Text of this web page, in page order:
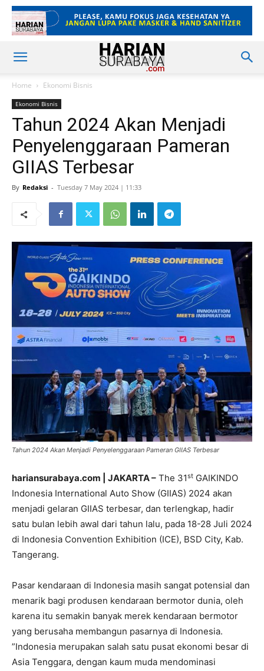
Home Ekonomi Bisnis
Ekonomi Bisnis
Tahun 2024 Akan Menjadi
Penyelenggaraan Pameran
GIIAS Terbesar
By Redaksi - Tuesday 7 May 2024 | 11:33
Tahun 2024 Akan Menjadi Penyelenggaraan Pameran GIIAS Terbesar
hariansurabaya.com | JAKARTA – The 31st GAIKINDO
Indonesia International Auto Show (GIIAS) 2024 akan
menjadi gelaran GIIAS terbesar, dan terlengkap, hadir
satu bulan lebih awal dari tahun lalu, pada 18-28 Juli 2024
di Indonesia Convention Exhibition (ICE), BSD City, Kab.
Tangerang.
Pasar kendaraan di Indonesia masih sangat potensial dan
menarik bagi produsen kendaraan bermotor dunia, oleh
karena itu semakin banyak merek kendaraan bermotor
yang berusaha membangun pasarnya di Indonesia.
”Indonesia merupakan salah satu pusat ekonomi besar di
Asia Tenggara, dengan kaum muda mendominasi